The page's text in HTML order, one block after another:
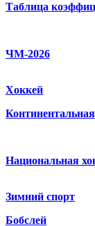
Таблица
ЧМ-2026
Хоккей
Национальная
Зимний спорт
Бобслей